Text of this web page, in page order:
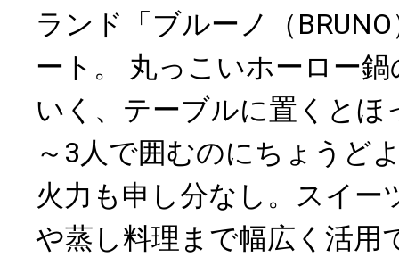
ランド「ブルーノ（
ート。 丸っこいホーロー
いく、テーブルに置くとほ
～3人で囲むのにちょうど
火力も申し分なし。スイー
や蒸し料理まで幅広く活用